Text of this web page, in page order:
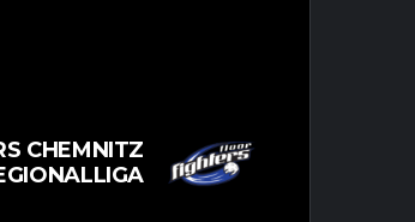
CHEMNITZ